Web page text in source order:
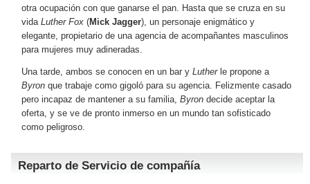
otra ocupación con que ganarse el pan. Hasta que se cruza en su
vida Luther Fox (Mick Jagger), un personaje enigmático y
elegante, propietario de una agencia de acompañantes masculinos
para mujeres muy adineradas.
Una tarde, ambos se conocen en un bar y Luther le propone a
Byron que trabaje como gigoló para su agencia. Felizmente casado
pero incapaz de mantener a su familia, Byron decide aceptar la
oferta, y se ve de pronto inmerso en un mundo tan sofisticado
como peligroso.
Reparto de Servicio de compañía